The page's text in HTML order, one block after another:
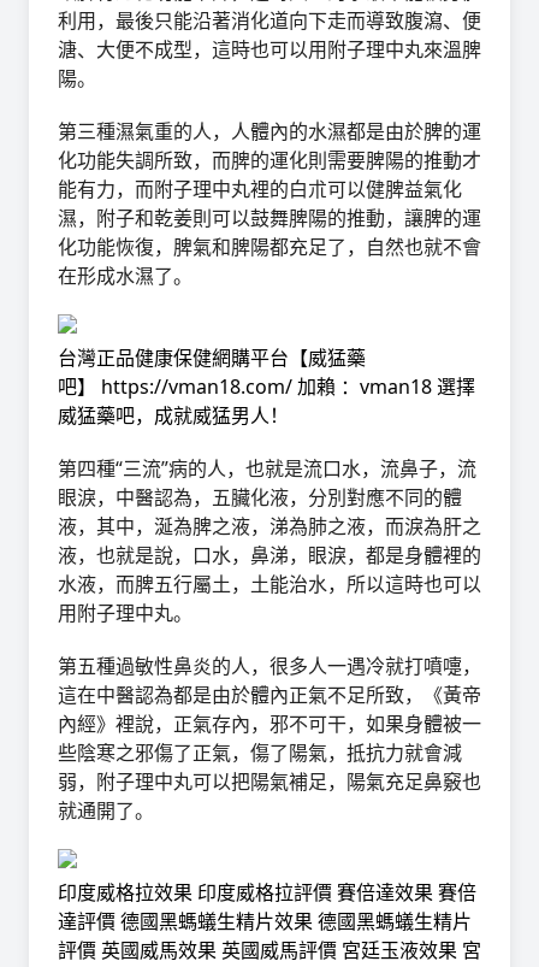
利用，最後只能沿著消化道向下走而導致腹瀉、便
溏、大便不成型，這時也可以用附子理中丸來溫脾
陽。
第三種濕氣重的人，人體內的水濕都是由於脾的運
化功能失調所致，而脾的運化則需要脾陽的推動才
能有力，而附子理中丸裡的白朮可以健脾益氣化
濕，附子和乾姜則可以鼓舞脾陽的推動，讓脾的運
化功能恢復，脾氣和脾陽都充足了，自然也就不會
在形成水濕了。
台灣正品健康保健網購平台【威猛藥
吧】 https://vman18.com/加賴 ：vman18選擇
威猛藥吧，成就威猛男人！
第四種“三流”病的人，也就是流口水，流鼻子，流
眼淚，中醫認為，五臟化液，分別對應不同的體
液，其中，涎為脾之液，涕為肺之液，而淚為肝之
液，也就是說，口水，鼻涕，眼淚，都是身體裡的
水液，而脾五行屬土，土能治水，所以這時也可以
用附子理中丸。
第五種過敏性鼻炎的人，很多人一遇冷就打噴嚏，
這在中醫認為都是由於體內正氣不足所致，《黃帝
內經》裡說，正氣存內，邪不可干，如果身體被一
些陰寒之邪傷了正氣，傷了陽氣，抵抗力就會減
弱，附子理中丸可以把陽氣補足，陽氣充足鼻竅也
就通開了。
印度威格拉效果 印度威格拉評價賽倍達效果 賽倍
達評價德國黑螞蟻生精片效果 德國黑螞蟻生精片
評價 英國威馬效果 英國威馬評價 宮廷玉液效果 宮